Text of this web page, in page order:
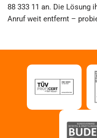
88 333 11 an. Die Lösung
Anruf weit entfernt –